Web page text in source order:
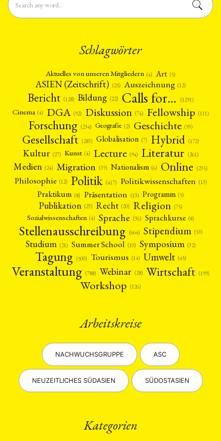
MITGLIEDERBEREICH
Schlagwörter
Aktuelles von unseren Mitgliedern (4) Art (5)
ASIEN (Zeitschrift) (25) Auszeichnung (12)
Bericht (128) Bildung (22) Calls for… (1291)
Cinema (4) DGA (92) Diskussion (74) Fellowship (111)
Forschung (234) Geografie (2) Geschichte (93)
Gesellschaft (283) Globalisation (7) Hybrid (172)
Kultur (27) Kunst (4) Lecture (94) Literatur (261)
Medien (24) Migration (39) Nationalism (6) Online (235)
Philosophie (12) Politik (417) Politikwissenschaften (13)
Praktikum (8) Präsentation (13) Programm (5)
Publikation (23) Recht (20) Religion (75)
Sozialwissenschaften (4) Sprache (36) Sprachkurse (8)
Stellenausschreibung (664) Stipendium (53)
Studium (21) Summer School (10) Symposium (32)
Tagung (500) Tourismus (14) Umwelt (45)
Veranstaltung (788) Webinar (28) Wirtschaft (199)
Workshop (126)
Arbeitskreise
NACHWUCHSGRUPPE ASC
NEUZEITLICHES SÜDASIEN SÜDOSTASIEN
Kategorien